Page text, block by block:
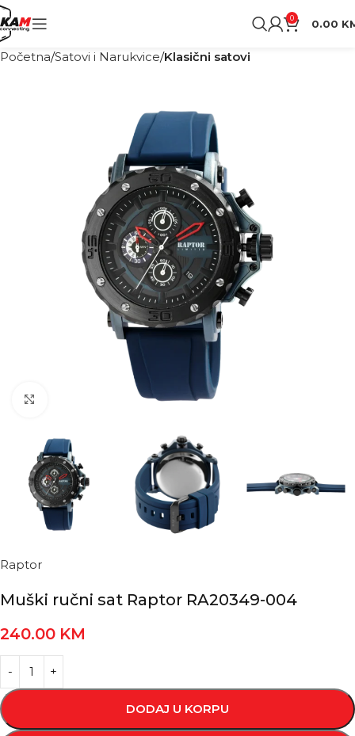
0 0.00
Početna Satovi i Narukvice Klasični satovi
Kliknite za povećanje
Raptor
Muški ručni sat Raptor RA20349-004
240.00 KM
DODAJ U KORPU